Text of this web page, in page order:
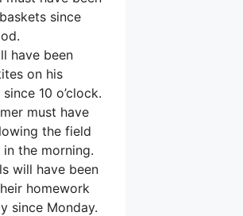
since
have been
on his
10 o’clock.
must have
the field
in the morning.
will have been
homework
since Monday.